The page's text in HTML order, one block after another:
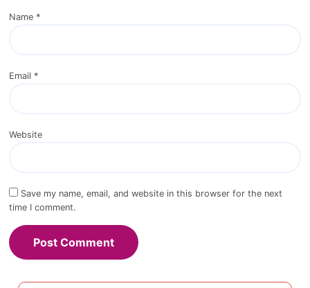
Name *
Email *
Website
Save my name, email, and website in this browser for the next
time I comment.